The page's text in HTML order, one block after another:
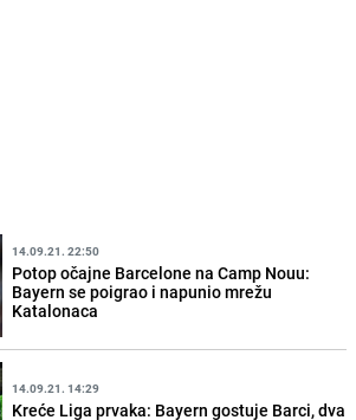
14.09.21. 22:50
Potop očajne Barcelone na Camp Nouu:
Bayern se poigrao i napunio mrežu
Katalonaca
14.09.21. 14:29
Kreće Liga prvaka: Bayern gostuje Barci, dva